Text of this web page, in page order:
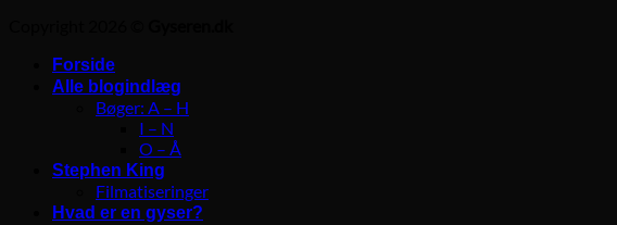
Forside
Alle blogindlæg
Bøger: A – H
I – N
O – Å
Stephen King
Filmatiseringer
Hvad er en gyser?